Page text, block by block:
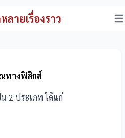
ายเรื่องราว
ทางฟิสิกส์
2 ประเภท ได้แก่